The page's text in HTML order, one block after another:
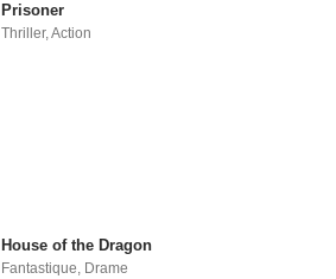
Prisoner
Thriller,Action
House of the Dragon
Fantastique, Drame